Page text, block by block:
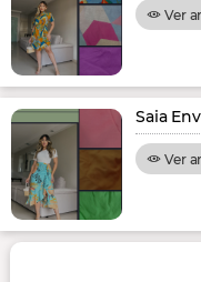
Ver
Saia
Ver